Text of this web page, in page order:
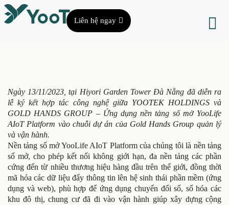
Liên hệ ngay
Ngày 13/11/2023, tại Hiyori Garden Tower Đà Nẵng đã diễn ra
lễ ký kết hợp tác công nghệ giữa YOOTEK HOLDINGS và
GOLD HANDS GROUP – Ứng dụng nền tảng số mở YooLife
AIoT Platform vào chuỗi dự án của Gold Hands Group quản lý
và vận hành.
Nền tảng số mở YooLife AIoT Platform của chúng tôi là nền tảng
số mở, cho phép kết nối không giới hạn, đa nền tảng các phần
cứng đến từ nhiều thương hiệu hàng đầu trên thế giới, đồng thời
mã hóa các dữ liệu đẩy thông tin lên hệ sinh thái phần mềm (ứng
dụng và web), phù hợp để ứng dụng chuyển đổi số, số hóa các
khu đô thị, chung cư đã đi vào vận hành giúp xây dựng cộng